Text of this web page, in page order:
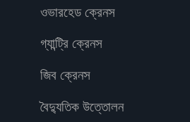
ওভারহেড ক্রেনস
গ্যান্ট্রি ক্রেনস
জিব ক্রেনস
বৈদ্যুতিক উত্তোলন